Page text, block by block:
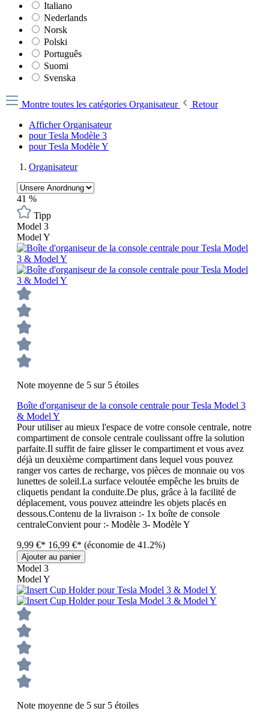
Italiano
Nederlands
Norsk
Polski
Português
Suomi
Svenska
Montre toutes les catégories Organisateur
Retour
Afficher Organisateur
pour Tesla Modèle 3
pour Tesla Modèle Y
Organisateur
41 %
Tipp
Model 3
Model Y
Note moyenne de 5 sur 5 étoiles
Boîte d'organiseur de la console centrale pour Tesla Model 3
& Model Y
Pour utiliser au mieux l'espace de votre console centrale, notre
compartiment de console centrale coulissant offre la solution
parfaite.Il suffit de faire glisser le compartiment et vous avez
déjà un deuxième compartiment dans lequel vous pouvez
ranger vos cartes de recharge, vos pièces de monnaie ou vos
lunettes de soleil.La surface veloutée empêche les bruits de
cliquetis pendant la conduite.De plus, grâce à la facilité de
déplacement, vous pouvez atteindre les objets placés en
dessous.Contenu de la livraison :- 1x boîte de console
centraleConvient pour :- Modèle 3- Modèle Y
9,99 €* 16,99 €* (économie de 41.2%)
Ajouter au panier
Model 3
Model Y
Note moyenne de 5 sur 5 étoiles